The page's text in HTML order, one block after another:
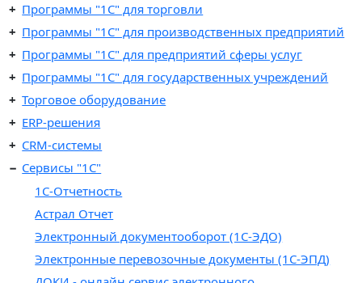
Программы "1C" для торговли
Программы "1C" для производственных предприятий
Программы "1C" для предприятий сферы услуг
Программы "1С" для государственных учреждений
Торговое оборудование
ERP-решения
CRM-системы
Сервисы "1С"
1С-Отчетность
Астрал Отчет
Электронный документооборот (1С-ЭДО)
Электронные перевозочные документы (1С-ЭПД)